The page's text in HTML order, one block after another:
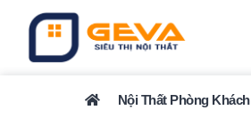
Nội Thất Phòng Khách